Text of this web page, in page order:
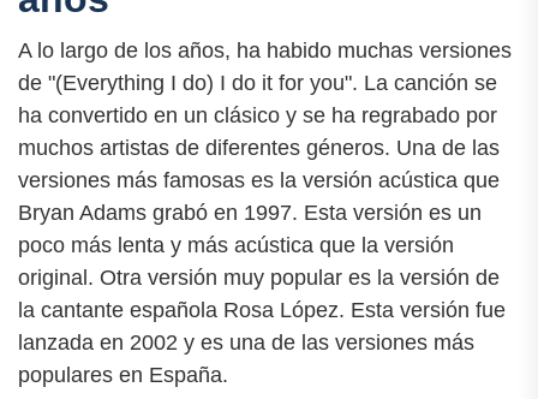
A lo largo de los años, ha habido muchas versiones
de "(Everything I do) I do it for you". La canción se
ha convertido en un clásico y se ha regrabado por
muchos artistas de diferentes géneros. Una de las
versiones más famosas es la versión acústica que
Bryan Adams grabó en 1997. Esta versión es un
poco más lenta y más acústica que la versión
original. Otra versión muy popular es la versión de
la cantante española Rosa López. Esta versión fue
lanzada en 2002 y es una de las versiones más
populares en España.